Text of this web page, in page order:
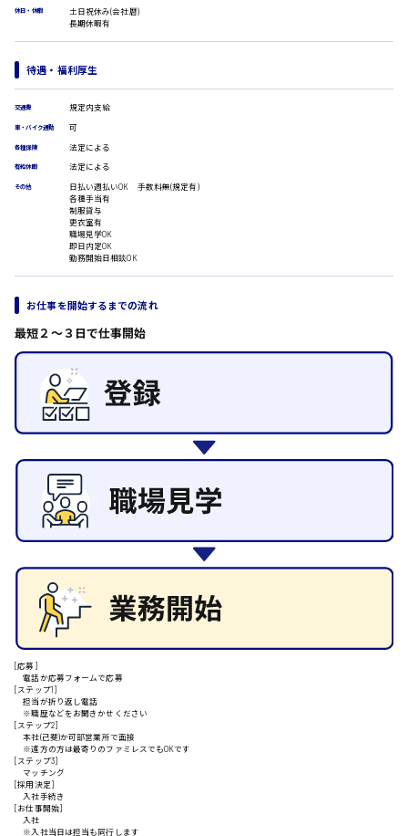
受付事務
医療事務
翻訳、通訳
IT・クリエイティブ系
DTPオペレーター
CADオペレーター
WEBデザイナー
カスタマーエンジニア
販売・サービス・フード系
レジ
接客
調理
ラウンダー営業
ルート営業
清掃
施工管理
自動車整備士
配送・ドライバー
広島市安佐南区
広島市安佐北区
広島市安芸区
呉市
東広島市
安芸高田市
安芸郡
山口県
時給制すべて
日給8000円～
日給9000円～
日給10000円以上
休日・休暇
土日祝休み(会社暦)
長期休暇有
待遇・福利厚生
交通費 規定内支給
車・バイク通勤 可
各種保険 法定による
有給休暇 法定による
その他
日払い週払いOK 手数料無(規定有)
各種手当有
制服貸与
更衣室有
職場見学OK
即日内定OK
勤務開始日相談OK
お仕事を開始するまでの流れ
最短２〜３日で仕事開始
[応募]
電話か応募フォームで応募
[ステップ1]
担当が折り返し電話
※職歴などをお聞きかせください
[ステップ2]
本社(己斐)か可部営業所で面接
※遠方の方は最寄りのファミレスでもOKです
[ステップ3]
マッチング
[採用決定]
入社手続き
[お仕事開始]
入社
※入社当日は担当も同行します